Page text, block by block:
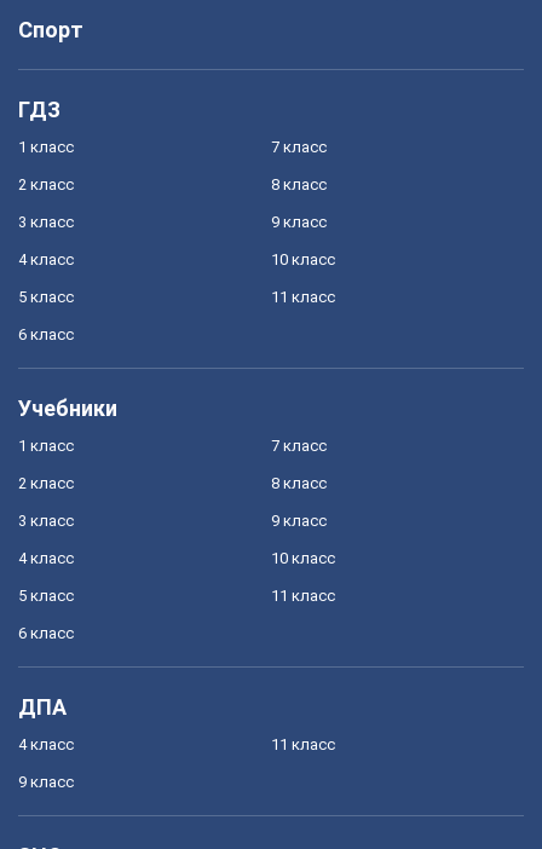
Спорт
ГДЗ
1 класс
2 класс
3 класс
4 класс
5 класс
6 класс
7 класс
8 класс
9 класс
10 класс
11 класс
Учебники
1 класс
2 класс
3 класс
4 класс
5 класс
6 класс
7 класс
8 класс
9 класс
10 класс
11 класс
ДПА
4 класс
9 класс
11 класс